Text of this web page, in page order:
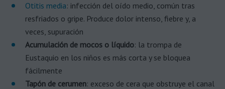
Otitis media: infección del oído medio, común tras
resfriados o gripe. Produce dolor intenso, fiebre y, a
veces, supuración
Acumulación de mocos o líquido: la trompa de
Eustaquio en los niños es más corta y se bloquea
fácilmente
Tapón de cerumen: exceso de cera que obstruye el canal